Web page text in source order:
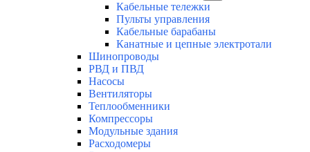
Кабельные тележки
Пульты управления
Кабельные барабаны
Канатные и цепные электротали
Шинопроводы
РВД и ПВД
Насосы
Вентиляторы
Теплообменники
Компрессоры
Модульные здания
Расходомеры